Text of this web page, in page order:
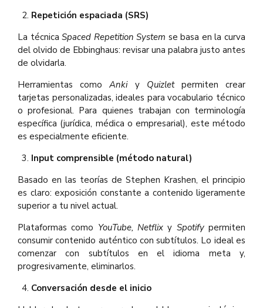
Repetición espaciada (SRS)
La técnicaSpaced Repetition System se basa en la curva
del olvido de Ebbinghaus: revisar una palabra justo antes
de olvidarla.
Herramientas comoAnkiy Quizletpermiten crear
tarjetas personalizadas, ideales para vocabulario técnico
o profesional. Para quienes trabajan con terminología
específica (jurídica, médica o empresarial), este método
es especialmente eficiente.
Input comprensible (método natural)
Basado en las teorías de Stephen Krashen, el principio
es claro: exposición constante a contenido ligeramente
superior a tu nivel actual.
Plataformas como YouTube, Netflixy Spotifypermiten
consumir contenido auténtico con subtítulos. Lo ideal es
comenzar con subtítulos en el idioma meta y,
progresivamente, eliminarlos.
Conversación desde el inicio